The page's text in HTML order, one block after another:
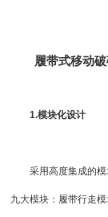
履带式移动
1.模块化设计
采用高度集成的模
九大模块：履带行走